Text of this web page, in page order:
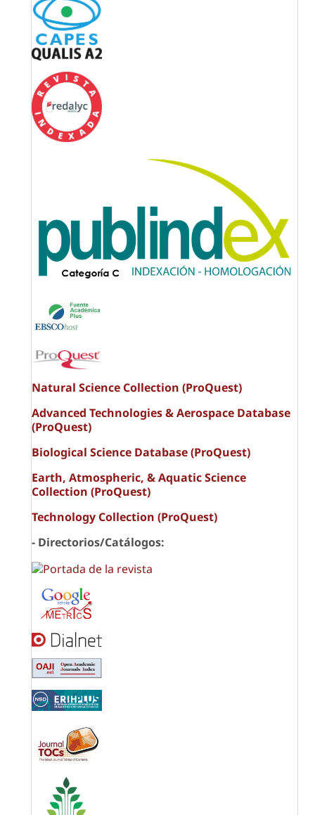
Natural Science Collection (ProQuest)
Advanced Technologies & Aerospace Database
(ProQuest)
Biological Science Database (ProQuest)
Earth, Atmospheric, & Aquatic Science
Collection (ProQuest)
Technology Collection (ProQuest)
- Directorios/Catálogos: